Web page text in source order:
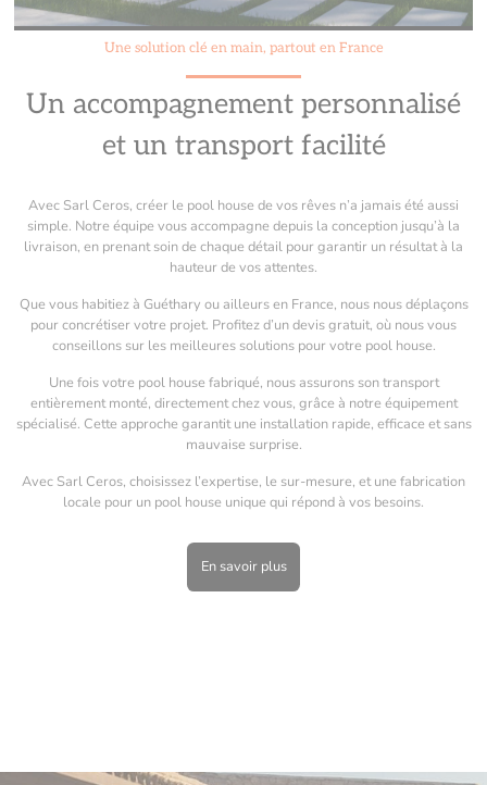
Une solution clé en main, partout en France
Un accompagnement personnalisé
et un transport facilité
Avec Sarl Ceros, créer le pool house de vos rêves n’a jamais été aussi
simple. Notre équipe vous accompagne depuis la conception jusqu’à la
livraison, en prenant soin de chaque détail pour garantir un résultat à la
hauteur de vos attentes.
Que vous habitiez à Guéthary ou ailleurs en France, nous nous déplaçons
pour concrétiser votre projet. Profitez d’un devis gratuit, où nous vous
conseillons sur les meilleures solutions pour votre pool house.
Une fois votre pool house fabriqué, nous assurons son transport
entièrement monté, directement chez vous, grâce à notre équipement
spécialisé. Cette approche garantit une installation rapide, efficace et sans
mauvaise surprise.
Avec Sarl Ceros, choisissez l’expertise, le sur-mesure, et une fabrication
locale pour un pool house unique qui répond à vos besoins.
En savoir plus